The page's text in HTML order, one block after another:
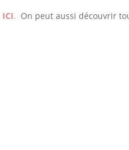
ICI. On peut aussi découvrir